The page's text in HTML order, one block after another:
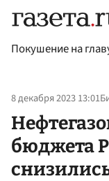
Покушение на
8 декабря 2023 13:01
бюджета